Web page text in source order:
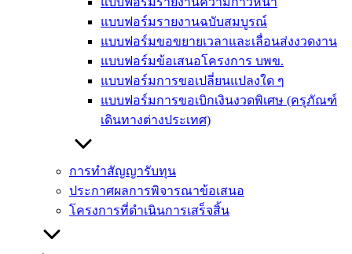
แบบฟอร์มรายงานฉบับสมบูรณ์
แบบฟอร์มขอขยายเวลาและเลื่อนส่งงวดงาน
แบบฟอร์มข้อเสนอโครงการ บพข.
แบบฟอร์มการขอเปลี่ยนแปลงใด ๆ
แบบฟอร์มการขอเบิกเงินงวดพิเศษ (ครุภัณฑ์
เดินทางต่างประเทศ)
การทำสัญญารับทุน
ประกาศผลการพิจารณาข้อเสนอ
โครงการที่ดำเนินการเสร็จสิ้น